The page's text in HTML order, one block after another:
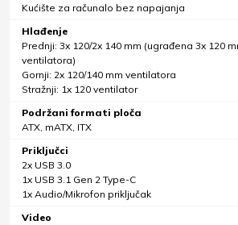
Kućište za računalo bez napajanja
Hlađenje
Prednji: 3x 120/2x 140 mm (ugrađena 3x 120
ventilatora)
Gornji: 2x 120/140 mm ventilatora
Stražnji: 1x 120 ventilator
Podržani formati ploča
ATX, mATX, ITX
Priključci
2x USB 3.0
1x USB 3.1 Gen 2 Type-C
1x Audio/Mikrofon priključak
Video